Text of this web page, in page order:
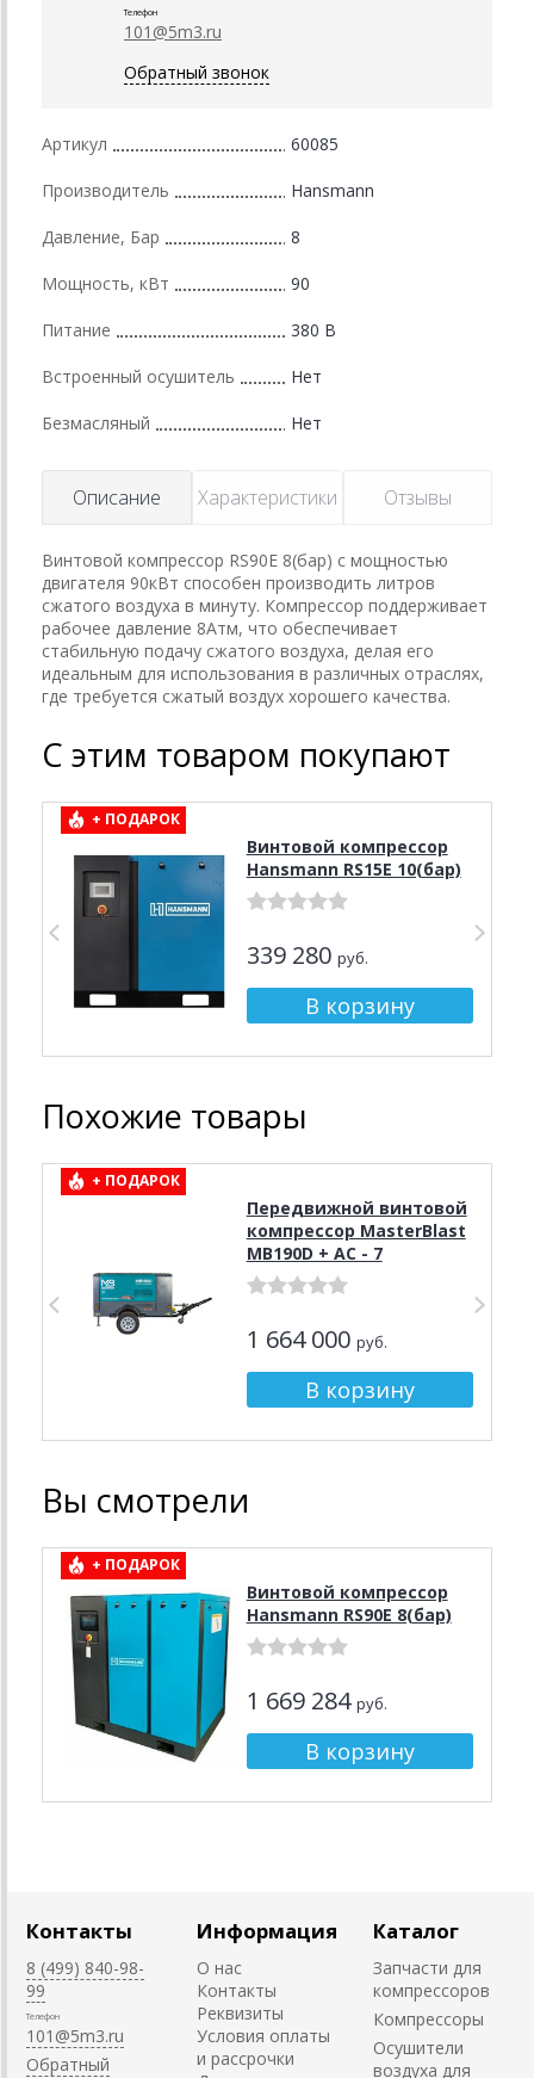
Телефон
101@5m3.ru
Обратный звонок
Артикул 60085
Производитель Hansmann
Давление, Бар 8
Мощность, кВт 90
Питание 380 В
Встроенный осушитель Нет
Безмасляный Нет
Описание Характеристики Отзывы
Винтовой компрессор RS90E 8(бар) с мощностью
двигателя 90кВт способен производить литров
сжатого воздуха в минуту. Компрессор поддерживает
рабочее давление 8Атм, что обеспечивает
стабильную подачу сжатого воздуха, делая его
идеальным для использования в различных отраслях,
где требуется сжатый воздух хорошего качества.
С этим товаром покупают
+ ПОДАРОК
Винтовой компрессор
Hansmann RS15E 10(бар)
339 280 руб.
Похожие товары
+ ПОДАРОК
Передвижной винтовой
компрессор MasterBlast
MB190D + АС - 7
1 664 000 руб.
Вы смотрели
+ ПОДАРОК
Винтовой компрессор
Hansmann RS90E 8(бар)
1 669 284 руб.
Контакты
8 (499) 840-98-
99
Телефон
101@5m3.ru
Обратный
Информация
О нас
Контакты
Реквизиты
Условия оплаты
и рассрочки
Каталог
Запчасти для
компрессоров
Компрессоры
Осушители
воздуха для